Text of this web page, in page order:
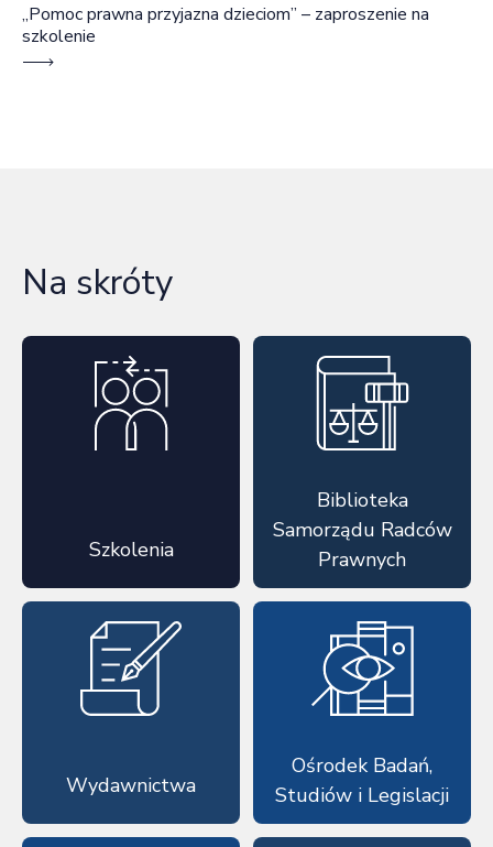
„Pomoc prawna przyjazna dzieciom” – zaproszenie na
szkolenie
Na skróty
Szkolenia
Biblioteka
Samorządu Radców
Prawnych
Wydawnictwa
Ośrodek Badań,
Studiów i Legislacji